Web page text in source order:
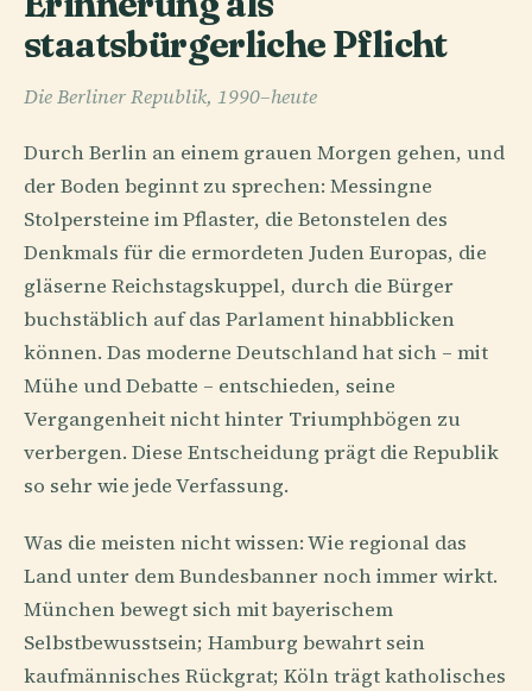
staatsbürgerliche Pflicht
Die Berliner Republik, 1990–heute
Durch Berlin an einem grauen Morgen gehen, und
der Boden beginnt zu sprechen: Messingne
Stolpersteine im Pflaster, die Betonstelen des
Denkmals für die ermordeten Juden Europas, die
gläserne Reichstagskuppel, durch die Bürger
buchstäblich auf das Parlament hinabblicken
können. Das moderne Deutschland hat sich – mit
Mühe und Debatte – entschieden, seine
Vergangenheit nicht hinter Triumphbögen zu
verbergen. Diese Entscheidung prägt die Republik
so sehr wie jede Verfassung.
Was die meisten nicht wissen: Wie regional das
Land unter dem Bundesbanner noch immer wirkt.
München bewegt sich mit bayerischem
Selbstbewusstsein; Hamburg bewahrt sein
kaufmännisches Rückgrat; Köln trägt katholisches